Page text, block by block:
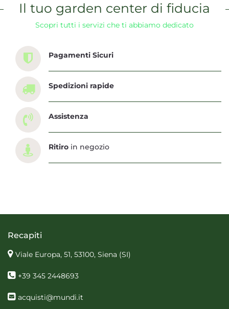
Il tuo garden center di fiducia
Scopri tutti i servizi che ti abbiamo dedicato
Pagamenti Sicuri
Spedizioni rapide
Assistenza
Ritiro in negozio
Recapiti
Viale Europa, 51, 53100, Siena (SI)
+39 345 2448693
acquisti@mundi.it